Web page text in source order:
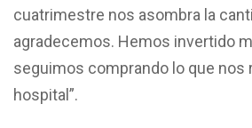
cuatrimestre nos asombra la
agradecemos. Hemos invertido
seguimos comprando lo que nos
hospital”.